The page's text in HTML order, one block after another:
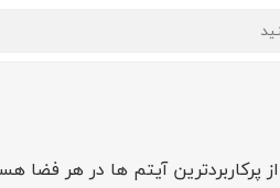
پرکاربردترین آیتم ها در هر